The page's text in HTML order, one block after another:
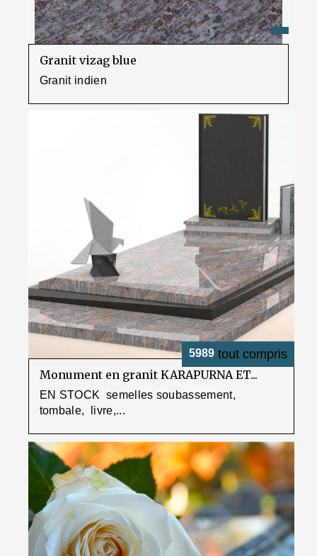
Granit vizag blue
Granit indien
5989 tout compris
Monument en granit KARAPURNA ET...
EN STOCK semelles soubassement,
tombale, livre,...